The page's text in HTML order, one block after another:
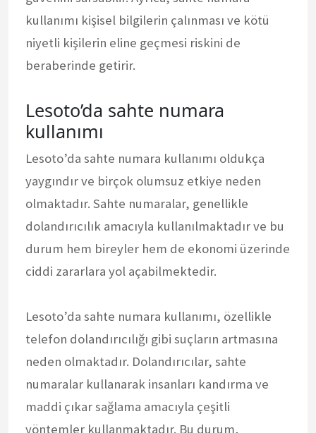
kullanımı kişisel bilgilerin çalınması ve kötü
niyetli kişilerin eline geçmesi riskini de
beraberinde getirir.
Lesoto’da sahte numara
kullanımı
Lesoto’da sahte numara kullanımı oldukça
yaygındır ve birçok olumsuz etkiye neden
olmaktadır. Sahte numaralar, genellikle
dolandırıcılık amacıyla kullanılmaktadır ve bu
durum hem bireyler hem de ekonomi üzerinde
ciddi zararlara yol açabilmektedir.
Lesoto’da sahte numara kullanımı, özellikle
telefon dolandırıcılığı gibi suçların artmasına
neden olmaktadır. Dolandırıcılar, sahte
numaralar kullanarak insanları kandırma ve
maddi çıkar sağlama amacıyla çeşitli
yöntemler kullanmaktadır. Bu durum,